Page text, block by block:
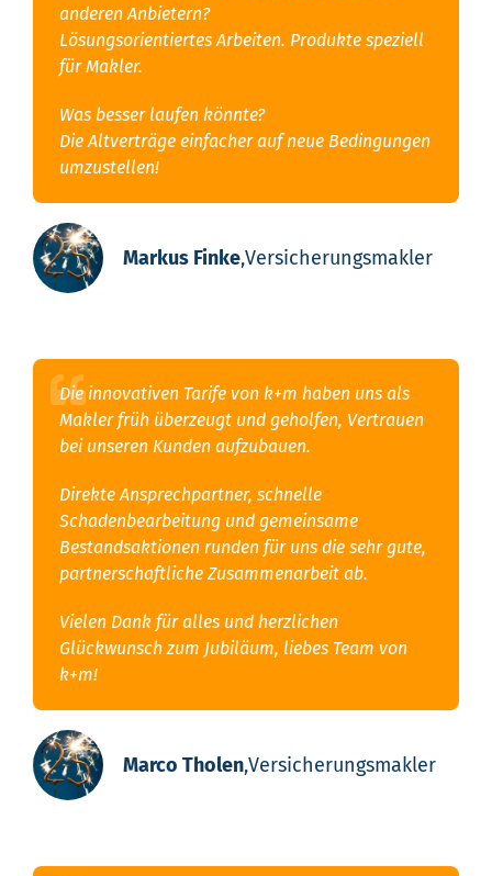
anderen Anbietern?
Lösungsorientiertes Arbeiten. Produkte speziell
für Makler.
Was besser laufen könnte?
Die Altverträge einfacher auf neue Bedingungen
umzustellen!
Markus Finke,Versicherungsmakler
Die innovativen Tarife von k+m haben uns als
Makler früh überzeugt und geholfen, Vertrauen
bei unseren Kunden aufzubauen.
Direkte Ansprechpartner, schnelle
Schadenbearbeitung und gemeinsame
Bestandsaktionen runden für uns die sehr gute,
partnerschaftliche Zusammenarbeit ab.
Vielen Dank für alles und herzlichen
Glückwunsch zum Jubiläum, liebes Team von
k+m!
Marco Tholen,Versicherungsmakler